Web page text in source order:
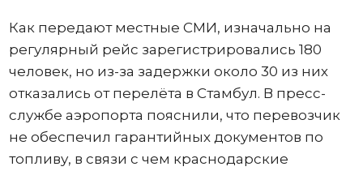
Как передают местные СМИ, изначально на
регулярный рейс зарегистрировались 180
человек, но из-за задержки около 30 из них
отказались от перелёта в Стамбул. В пресс-
службе аэропорта пояснили, что перевозчик
не обеспечил гарантийных документов по
топливу, в связи с чем краснодарские